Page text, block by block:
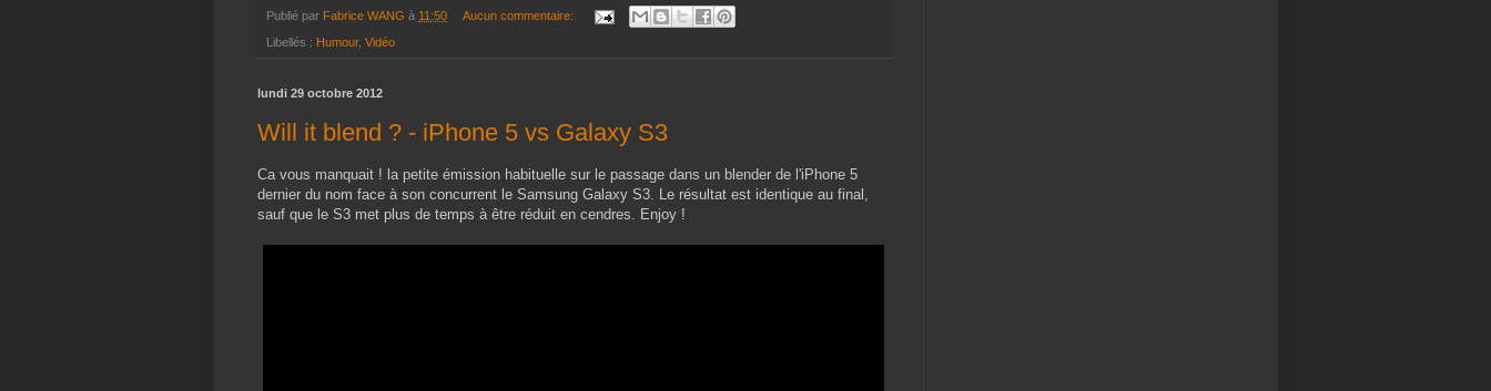
Publié par Fabrice WANG à 11:50 Aucun commentaire:
Libellés : Humour, Vidéo
lundi 29 octobre 2012
Will it blend ? - iPhone 5 vs Galaxy S3
Ca vous manquait ! la petite émission habituelle sur le passage dans un blender de l'iPhone 5
dernier du nom face à son concurrent le Samsung Galaxy S3. Le résultat est identique au final,
sauf que le S3 met plus de temps à être réduit en cendres. Enjoy !